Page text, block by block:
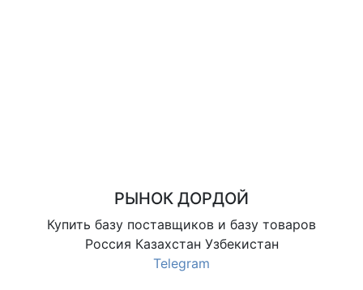
РЫНОК ДОРДОЙ
Купить базу поставщиков и базу товаров
Россия Казахстан Узбекистан
Telegram